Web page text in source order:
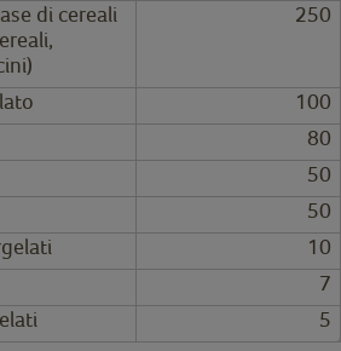
di cereali
250
100
80
50
50
10
7
5